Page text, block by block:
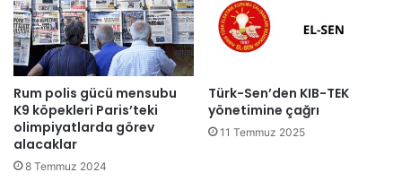
i
r
i
l
d
i
ı
d
e
e
r
l
e
n
Rum polis gücü mensubu
K9 köpekleri Paris’teki
olimpiyatlarda görev
alacaklar
8 Temmuz 2024
Türk-Sen’den KIB-TEK
yönetimine çağrı
11 Temmuz 2025